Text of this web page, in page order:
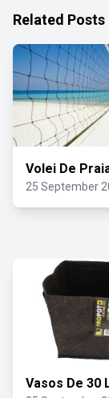
Related Posts
Volei De
25 September
Vasos De 30